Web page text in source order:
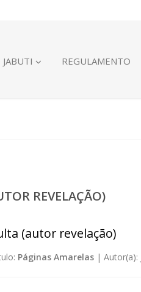
JABUTI REGULAMENTO
REVELAÇÃO)
(autor revelação)
Páginas Amarelas| Autor(a):